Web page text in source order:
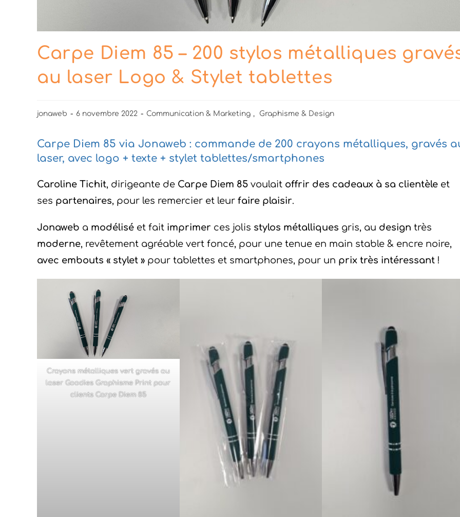
Carpe Diem 85 – 200 stylos métalliques
au laser Logo & Stylet tablettes
jonaweb 6 novembre 2022 Communication & Marketing , Graphisme & Design
Carpe Diem 85 via Jonaweb : commande de 200 crayons métalliques, gravés
laser, avec logo + texte + stylet tablettes/smartphones
Caroline Tichit, dirigeante de Carpe Diem 85 voulait offrir des cadeaux à sa clientèle et
ses partenaires, pour les remercier et leur faire plaisir.
Jonaweb a modélisé et fait imprimer ces jolis stylos métalliques gris, au design très
moderne, revêtement agréable vert foncé, pour une tenue en main stable & encre noire,
avec embouts « stylet » pour tablettes et smartphones, pour un prix très intéressant !
Crayons métalliques vert gravés au
laser Goodies Graphisme Print pour
clients Carpe Diem 85